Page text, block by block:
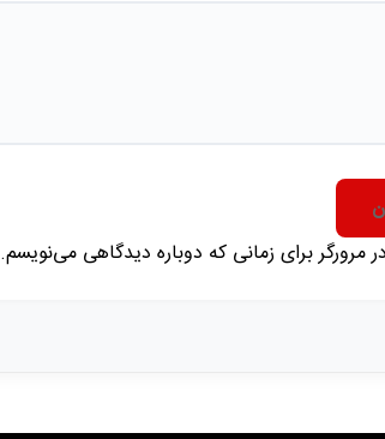
مرورگر برای زمانی که دوباره دیدگاهی می‌نویسم.